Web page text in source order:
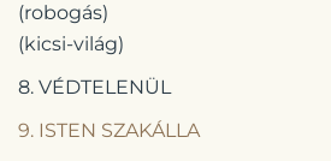
(robogás)
(kicsi-világ)
8. VÉDTELENÜL
9. ISTEN SZAKÁLLA